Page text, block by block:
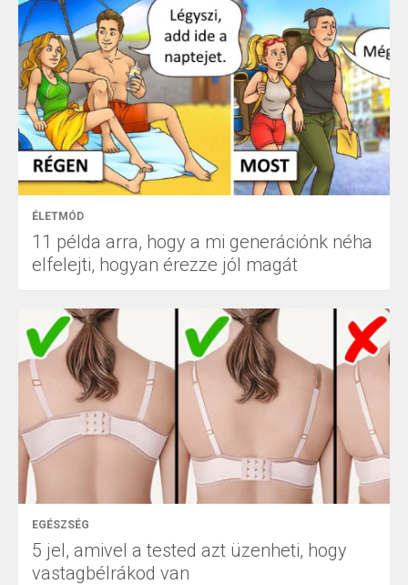
ÉLETMÓD
11 példa arra, hogy a mi generációnk néha
elfelejti, hogyan érezze jól magát
EGÉSZSÉG
5 jel, amivel a tested azt üzenheti, hogy
vastagbélrákod van